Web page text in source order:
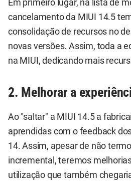
Em primeiro lugar, na lista de
cancelamento da MIUI 14.5
consolidação de recursos no
novas versões. Assim, toda a
na MIUI, dedicando mais
2. Melhorar a
Ao "saltar" a MIUI 14.5 a
aprendidas com o feedback
14. Assim, apesar de não
incremental, teremos
utilização que também